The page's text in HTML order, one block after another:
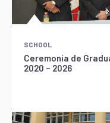
SCHOOL
Ceremonia de
2020 – 2026